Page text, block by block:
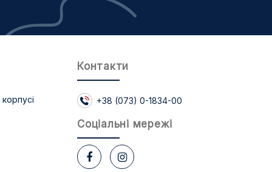
Контакти
+38 (073) 0-1834-00
Соцiальнi мережi